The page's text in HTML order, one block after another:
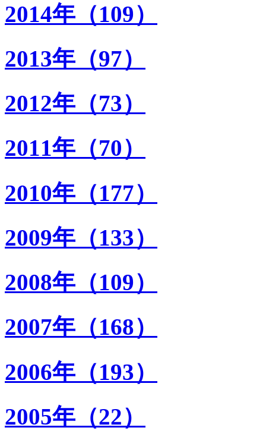
2014年（109）
2013年（97）
2012年（73）
2011年（70）
2010年（177）
2009年（133）
2008年（109）
2007年（168）
2006年（193）
2005年（22）